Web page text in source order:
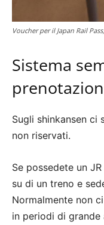
Voucher per il Japan Rail
Sistema
Sugli shinkansen
non riservati.
Se possedete un
su di un treno e
Normalmente non
in periodi di grande